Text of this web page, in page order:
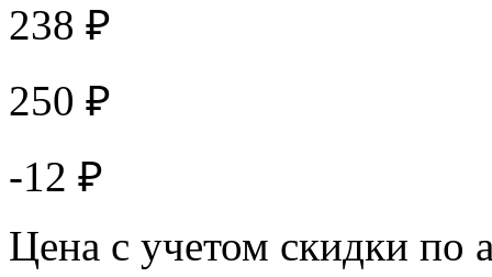
238 ₽
250 ₽
-12 ₽
Цена с учетом скидки по